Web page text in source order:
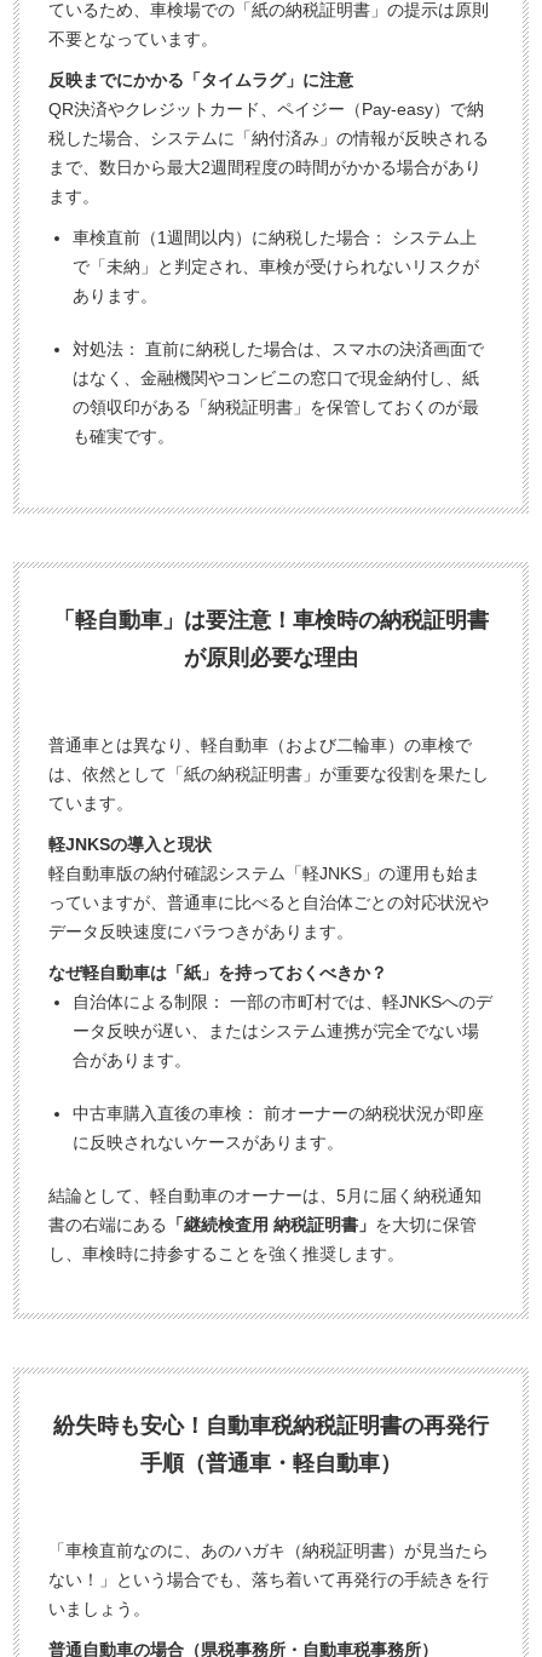
ているため、車検場での「紙の納税証明書」の提示は原則
不要となっています。
反映までにかかる「タイムラグ」に注意
QR決済やクレジットカード、ペイジー（Pay-easy）で納
税した場合、システムに「納付済み」の情報が反映される
まで、数日から最大2週間程度の時間がかかる場合があり
ます。
車検直前（1週間以内）に納税した場合： システム上
で「未納」と判定され、車検が受けられないリスクが
あります。
対処法： 直前に納税した場合は、スマホの決済画面で
はなく、金融機関やコンビニの窓口で現金納付し、紙
の領収印がある「納税証明書」を保管しておくのが最
も確実です。
「軽自動車」は要注意！車検時の納税証明書
が原則必要な理由
普通車とは異なり、軽自動車（および二輪車）の車検で
は、依然として「紙の納税証明書」が重要な役割を果たし
ています。
軽JNKSの導入と現状
軽自動車版の納付確認システム「軽JNKS」の運用も始ま
っていますが、普通車に比べると自治体ごとの対応状況や
データ反映速度にバラつきがあります。
なぜ軽自動車は「紙」を持っておくべきか？
自治体による制限： 一部の市町村では、軽JNKSへのデ
ータ反映が遅い、またはシステム連携が完全でない場
合があります。
中古車購入直後の車検： 前オーナーの納税状況が即座
に反映されないケースがあります。
結論として、軽自動車のオーナーは、5月に届く納税通知
書の右端にある
「継続検査用 納税証明書」 を大切に保管
し、車検時に持参することを強く推奨します。
紛失時も安心！自動車税納税証明書の再発行
手順（普通車・軽自動車）
「車検直前なのに、あのハガキ（納税証明書）が見当たら
ない！」という場合でも、落ち着いて再発行の手続きを行
いましょう。
普通自動車の場合（県税事務所・自動車税事務所）